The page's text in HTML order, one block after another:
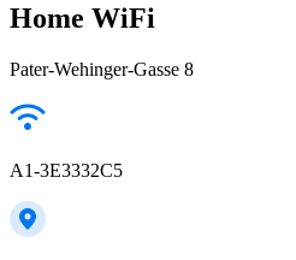
Home WiFi
Pater-Wehinger-Gasse 8
A1-3E3332C5